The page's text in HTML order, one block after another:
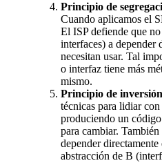
Principio de
Cuando aplicamos el
El ISP defiende que
interfaces) a depender
necesitan usar. Tal
o interfaz tiene más
mismo.
Principio de
técnicas para lidiar
produciendo un
para cambiar.
depender
abstracción de B